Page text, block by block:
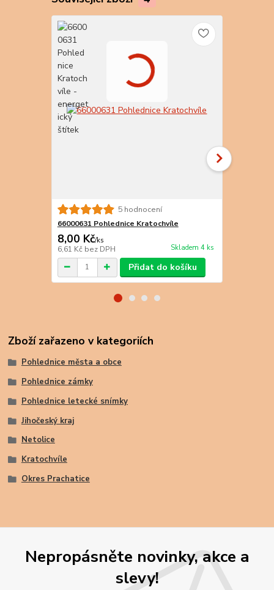
5 hodnocení
66000631 Pohlednice Kratochvíle
8,00 Kč/ks
6,61 Kč bez DPH Skladem 4 ks
Přidat do košíku
Zboží zařazeno v kategoriích
Pohlednice města a obce
Pohlednice zámky
Pohlednice letecké snímky
Jihočeský kraj
Netolice
Kratochvíle
Okres Prachatice
Nepropásněte novinky, akce a
slevy!